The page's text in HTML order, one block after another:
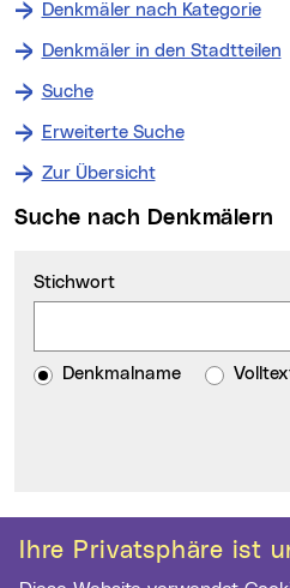
Ihre Privatsphäre ist
Denkmäler nach Kategorie
Denkmäler in den Stadtteilen
Suche
Erweiterte Suche
Zur Übersicht
Suche nach Denkmälern
Stichwort
Denkmalname
Weitere Informationen
Kontakt